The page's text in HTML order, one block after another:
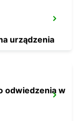
urządzenia
odwiedzenia w